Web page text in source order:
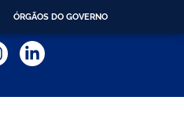
ÓRGÃOS DO GOVERNO